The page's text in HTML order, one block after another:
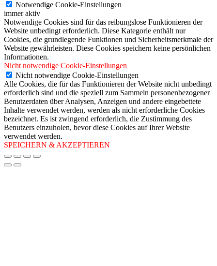
Notwendige Cookie-Einstellungen
immer aktiv
Notwendige Cookies sind für das reibungslose Funktionieren der
Website unbedingt erforderlich. Diese Kategorie enthält nur
Cookies, die grundlegende Funktionen und Sicherheitsmerkmale der
Website gewährleisten. Diese Cookies speichern keine persönlichen
Informationen.
Nicht notwendige Cookie-Einstellungen
Nicht notwendige Cookie-Einstellungen
Alle Cookies, die für das Funktionieren der Website nicht unbedingt
erforderlich sind und die speziell zum Sammeln personenbezogener
Benutzerdaten über Analysen, Anzeigen und andere eingebettete
Inhalte verwendet werden, werden als nicht erforderliche Cookies
bezeichnet. Es ist zwingend erforderlich, die Zustimmung des
Benutzers einzuholen, bevor diese Cookies auf Ihrer Website
verwendet werden.
SPEICHERN & AKZEPTIEREN